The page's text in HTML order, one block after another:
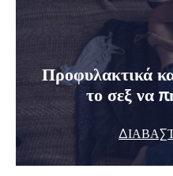
Προφυλακτικά
το σεξ να